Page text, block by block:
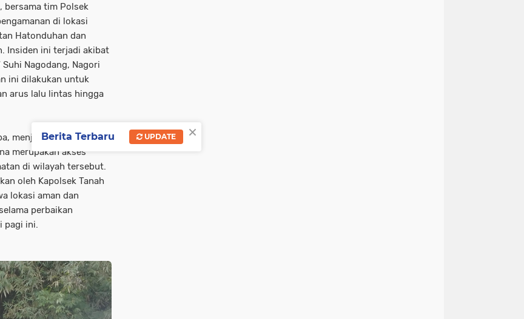
bersama tim Polsek
di lokasi
Hatonduhan dan
Insiden ini terjadi akibat
Nagodang, Nagori
ini dilakukan untuk
arus lalu lintas hingga
menjelaskan bahwa
merupakan akses
di wilayah tersebut.
oleh Kapolsek Tanah
lokasi aman dan
perbaikan
pagi ini.
×
Berita Terbaru UPDATE